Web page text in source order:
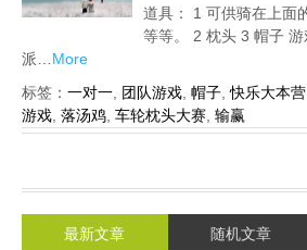
道具： 1 可供骑在上面
等等。 2 枕头 3 帽子
派… More
标签： 一对一 团队游戏 帽子 ,快乐大本营
游戏 落汤鸡 车轮枕头大赛 输赢
最新文章 随机文章